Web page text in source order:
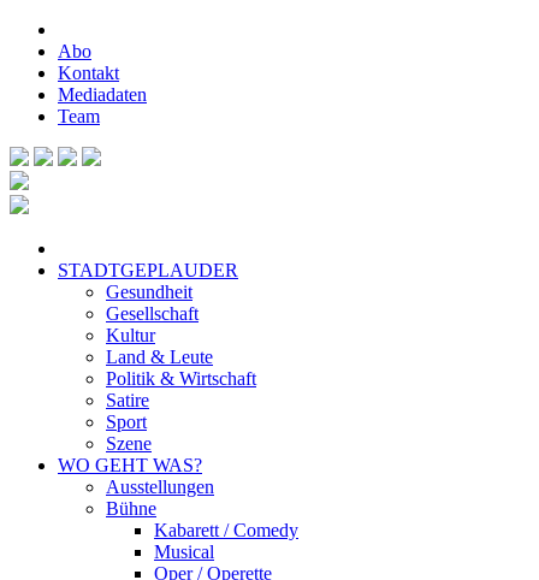
Abo
Kontakt
Mediadaten
Team
STADTGEPLAUDER
Gesundheit
Gesellschaft
Kultur
Land & Leute
Politik & Wirtschaft
Satire
Sport
Szene
WO GEHT WAS?
Ausstellungen
Bühne
Kabarett / Comedy
Musical
Oper / Operette